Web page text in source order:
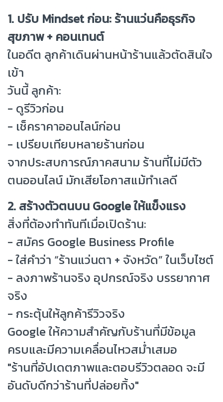
1. ปรับ Mindset ก่อน: ร้านแว่นคือธุรกิจ
สุขภาพ + คอนเทนต์
ในอดีต ลูกค้าเดินผ่านหน้าร้านแล้วตัดสินใจ
เข้า
วันนี้ ลูกค้า:
- ดูรีวิวก่อน
- เช็คราคาออนไลน์ก่อน
- เปรียบเทียบหลายร้านก่อน
จากประสบการณ์ภาคสนาม ร้านที่ไม่มีตัว
ตนออนไลน์ มักเสียโอกาสแม้ทำเลดี
2. สร้างตัวตนบน Google ให้แข็งแรง
สิ่งที่ต้องทำทันทีเมื่อเปิดร้าน:
- สมัคร Google Business Profile
- ใส่คำว่า “ร้านแว่นตา + จังหวัด” ในเว็บไซต์
- ลงภาพร้านจริง อุปกรณ์จริง บรรยากาศ
จริง
- กระตุ้นให้ลูกค้ารีวิวจริง
Google ให้ความสำคัญกับร้านที่มีข้อมูล
ครบและมีความเคลื่อนไหวสม่ำเสมอ
"ร้านที่อัปเดตภาพและตอบรีวิวตลอด จะมี
อันดับดีกว่าร้านที่ปล่อยทิ้ง"